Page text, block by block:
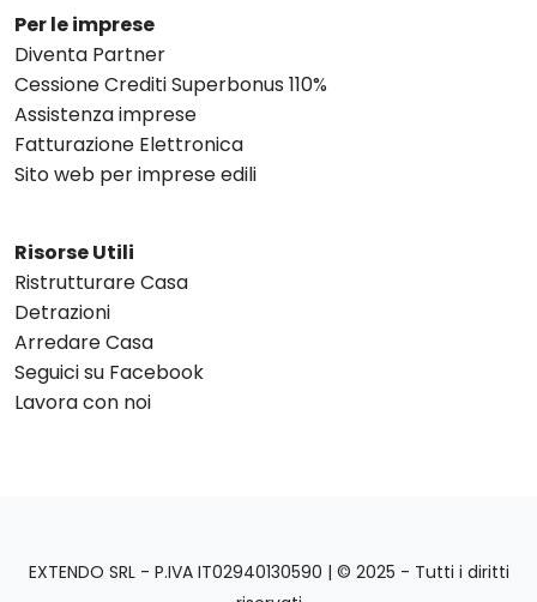
Per le imprese
Diventa Partner
Cessione Crediti Superbonus 110%
Assistenza imprese
Fatturazione Elettronica
Sito web per imprese edili
Risorse Utili
Ristrutturare Casa
Detrazioni
Arredare Casa
Seguici su Facebook
Lavora con noi
EXTENDO SRL - P.IVA IT02940130590 | © 2025 - Tutti i diritti